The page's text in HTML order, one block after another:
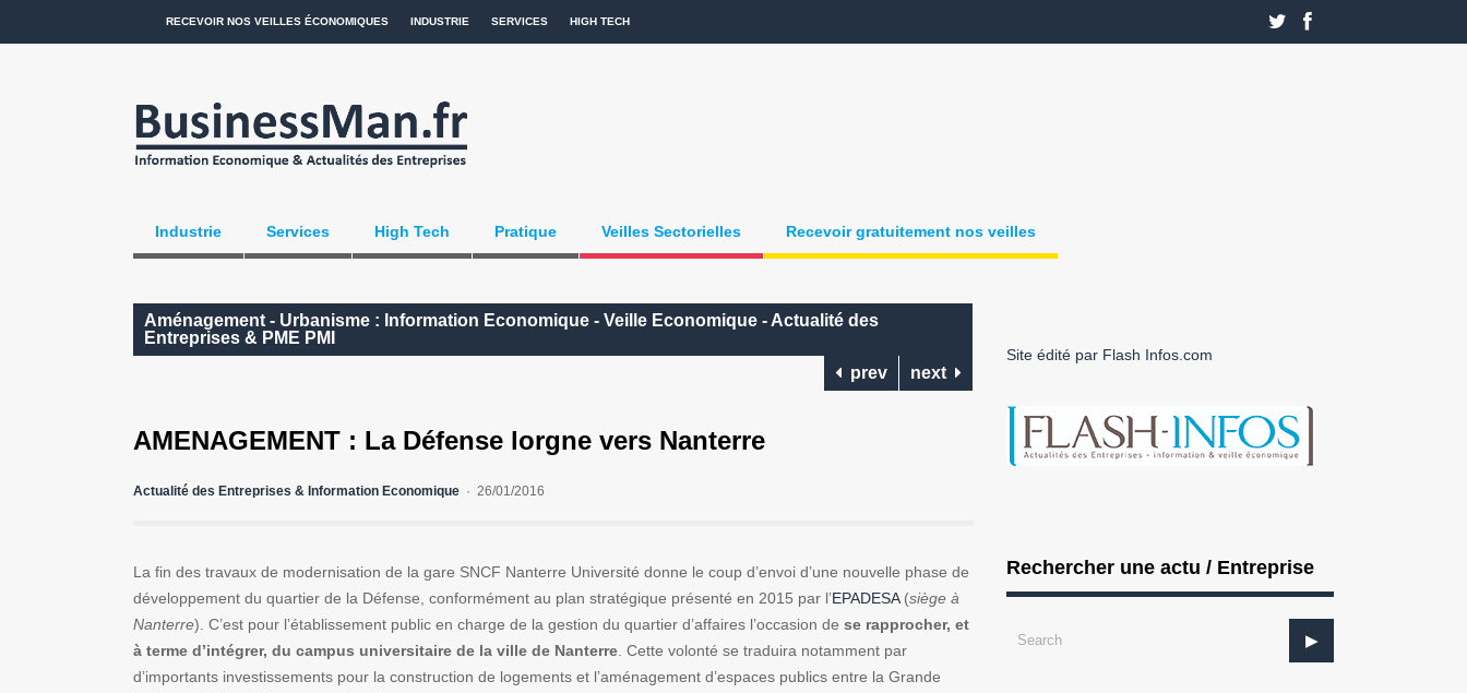
RECEVOIR NOS VEILLES ÉCONOMIQUES INDUSTRIE SERVICES HIGH TECH
Industrie Services High Tech Pratique Veilles Sectorielles Recevoir gratuitement nos veilles
Aménagement - Urbanisme : Information Economique - Veille Economique - Actualité des
Entreprises & PME PMI
prev
next
AMENAGEMENT : La Défense lorgne vers Nanterre
Actualité des Entreprises & Information Economique 26/01/2016
La fin des travaux de modernisation de la gare SNCF Nanterre Université donne le coup d’envoi d’une nouvelle phase de
développement du quartier de la Défense, conformément au plan stratégique présenté en 2015 par l’EPADESA(siège à
Nanterre). C’est pour l’établissement public en charge de la gestion du quartier d’affaires l’occasion de se rapprocher, et
à terme d’intégrer, du campus universitaire de la ville de Nanterre. Cette volonté se traduira notamment par
d’importants investissements pour la construction de logements et l’aménagement d’espaces publics entre la Grande
Site édité par Flash Infos.com
Rechercher une actu / Entreprise